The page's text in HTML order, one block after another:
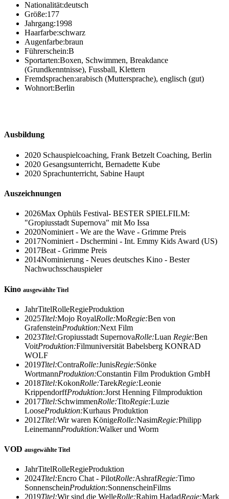
Nationalität:deutsch
Größe:177
Jahrgang:1998
Haarfarbe:schwarz
Augenfarbe:braun
Führerschein:B
Sportarten:Boxen, Schwimmen, Breakdance
(Grundkenntnisse), Fussball, Klettern
Fremdsprachen:arabisch (Muttersprache), englisch (gut)
Wohnort:Berlin
Ausbildung
2020 Schauspielcoaching, Frank Betzelt Coaching, Berlin
2020 Gesangsunterricht, Bernadette Kube
2020 Sprachunterricht, Sabine Haupt
Auszeichnungen
2026Max Ophüls Festival- BESTER SPIELFILM:
"Gropiusstadt Supernova" mit Mo Issa
2020Nominiert - We are the Wave - Grimme Preis
2017Nominiert - Dschermini - Int. Emmy Kids Award (US)
2017Beat - Grimme Preis
2014Nominierung - Neues deutsches Kino - Bester
Nachwuchsschauspieler
Kino ausgewählte Titel
JahrTitelRolleRegieProduktion
2025Titel:Mojo RoyalRolle:MoRegie:Ben von
GrafensteinProduktion:Next Film
2023Titel:Gropiusstadt SupernovaRolle:Luan Regie:Ben
VoitProduktion:Filmuniversität Babelsberg KONRAD
WOLF
2019Titel:ContraRolle:JunisRegie:Sönke
WortmannProduktion:Constantin Film Produktion GmbH
2018Titel:KokonRolle:TarekRegie:Leonie
KrippendorffProduktion:Jorst Henning Filmproduktion
2017Titel:SchwimmenRolle:TitoRegie:Luzie
LooseProduktion:Kurhaus Produktion
2012Titel:Wir waren KönigeRolle:NasimRegie:Philipp
LeinemannProduktion:Walker und Worm
VOD ausgewählte Titel
JahrTitelRolleRegieProduktion
2024Titel:Encro Chat - PilotRolle:AshrafRegie:Timo
SonnenscheinProduktion:SonnenscheinFilms
2019Titel:Wir sind die WelleRolle:Rahim HadadRegie:Mark